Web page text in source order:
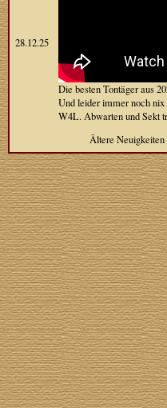
28.12.25
Die besten Tontäger aus
Und leider immer noch
W4L. Abwarten und Sekt
Ältere